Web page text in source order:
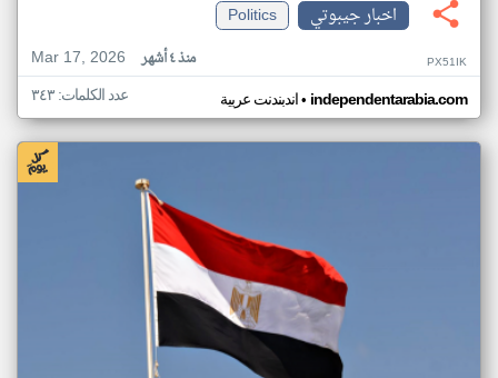
اخبار جيبوتي
Politics
Mar 17, 2026
منذ ٤ أشهر PX51IK
اندبندنت عربية• independentarabia.com عدد الكلمات: ٣٤٣